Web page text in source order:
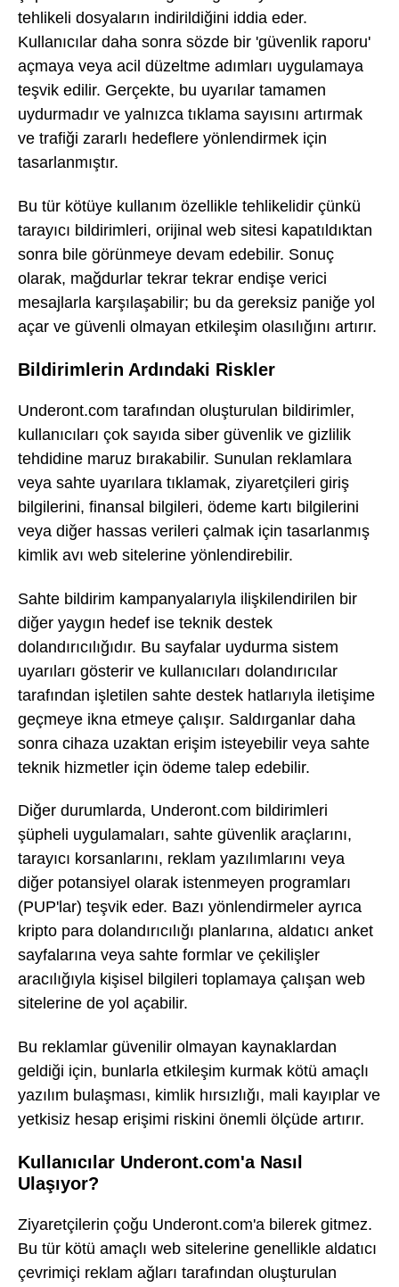
tehlikeli dosyaların indirildiğini iddia eder.
Kullanıcılar daha sonra sözde bir 'güvenlik raporu'
açmaya veya acil düzeltme adımları uygulamaya
teşvik edilir. Gerçekte, bu uyarılar tamamen
uydurmadır ve yalnızca tıklama sayısını artırmak
ve trafiği zararlı hedeflere yönlendirmek için
tasarlanmıştır.
Bu tür kötüye kullanım özellikle tehlikelidir çünkü
tarayıcı bildirimleri, orijinal web sitesi kapatıldıktan
sonra bile görünmeye devam edebilir. Sonuç
olarak, mağdurlar tekrar tekrar endişe verici
mesajlarla karşılaşabilir; bu da gereksiz paniğe yol
açar ve güvenli olmayan etkileşim olasılığını artırır.
Bildirimlerin Ardındaki Riskler
Underont.com tarafından oluşturulan bildirimler,
kullanıcıları çok sayıda siber güvenlik ve gizlilik
tehdidine maruz bırakabilir. Sunulan reklamlara
veya sahte uyarılara tıklamak, ziyaretçileri giriş
bilgilerini, finansal bilgileri, ödeme kartı bilgilerini
veya diğer hassas verileri çalmak için tasarlanmış
kimlik avı web sitelerine yönlendirebilir.
Sahte bildirim kampanyalarıyla ilişkilendirilen bir
diğer yaygın hedef ise teknik destek
dolandırıcılığıdır. Bu sayfalar uydurma sistem
uyarıları gösterir ve kullanıcıları dolandırıcılar
tarafından işletilen sahte destek hatlarıyla iletişime
geçmeye ikna etmeye çalışır. Saldırganlar daha
sonra cihaza uzaktan erişim isteyebilir veya sahte
teknik hizmetler için ödeme talep edebilir.
Diğer durumlarda, Underont.com bildirimleri
şüpheli uygulamaları, sahte güvenlik araçlarını,
tarayıcı korsanlarını, reklam yazılımlarını veya
diğer potansiyel olarak istenmeyen programları
(PUP'lar) teşvik eder. Bazı yönlendirmeler ayrıca
kripto para dolandırıcılığı planlarına, aldatıcı anket
sayfalarına veya sahte formlar ve çekilişler
aracılığıyla kişisel bilgileri toplamaya çalışan web
sitelerine de yol açabilir.
Bu reklamlar güvenilir olmayan kaynaklardan
geldiği için, bunlarla etkileşim kurmak kötü amaçlı
yazılım bulaşması, kimlik hırsızlığı, mali kayıplar ve
yetkisiz hesap erişimi riskini önemli ölçüde artırır.
Kullanıcılar Underont.com'a Nasıl
Ulaşıyor?
Ziyaretçilerin çoğu Underont.com'a bilerek gitmez.
Bu tür kötü amaçlı web sitelerine genellikle aldatıcı
çevrimiçi reklam ağları tarafından oluşturulan